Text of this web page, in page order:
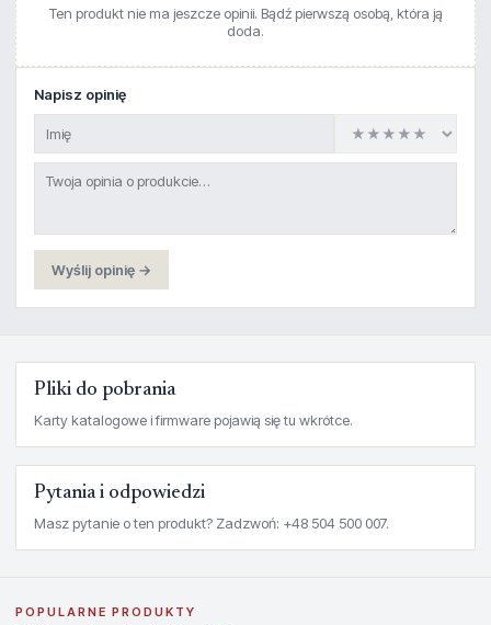
Ten produkt nie ma jeszcze opinii. Bądź pierwszą osobą, która ją
doda.
Napisz opinię
Wyślij opinię →
Pliki do pobrania
Karty katalogowe i firmware pojawią się tu wkrótce.
Pytania i odpowiedzi
Masz pytanie o ten produkt? Zadzwoń: +48 504 500 007.
POPULARNE PRODUKTY